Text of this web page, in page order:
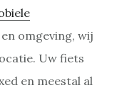
en omgeving, wij
Uw fiets
en meestal al